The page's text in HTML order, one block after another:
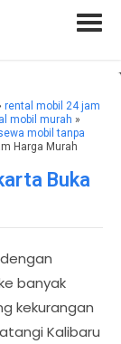
rental mobil 24 jam
mobil murah »
mobil tanpa
Harga Murah
Buka
banyak
kekurangan
Kalibaru